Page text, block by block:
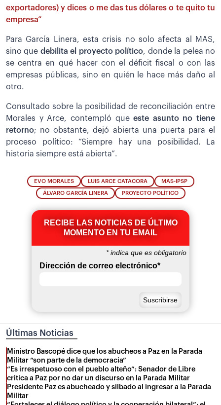
exportadores) y dices o me das tus dólares o te quito tu
empresa”
Para García Linera, esta crisis no solo afecta al MAS,
sino que debilita el proyecto político, donde la pelea no
se centra en qué hacer con el déficit fiscal o con las
empresas públicas, sino en quién le hace más daño al
otro.
Consultado sobre la posibilidad de reconciliación entre
Morales y Arce, contempló queeste asunto no tiene
retorno; no obstante, dejó abierta una puerta para el
proceso político: “Siempre hay una posibilidad. La
historia siempre está abierta”.
EVO MORALES LUIS ARCE CATACORA MAS-IPSP
ÁLVARO GARCÍA LINERA PROYECTO POLÍTICO
RECIBE LAS NOTICIAS DE ÚLTIMO
MOMENTO EN TU EMAIL
*indica que es obligatorio
Dirección de correo electrónico*
Últimas Noticias
Ministro Bascopé dice que los abucheos a Paz en la Parada
Militar “son parte de la democracia”
“Es irrespetuoso con el pueblo alteño”: Senador de Libre
critica a Paz por no dar un discurso en la Parada Militar
Presidente Paz es abucheado y silbado al ingresar a la Parada
Militar